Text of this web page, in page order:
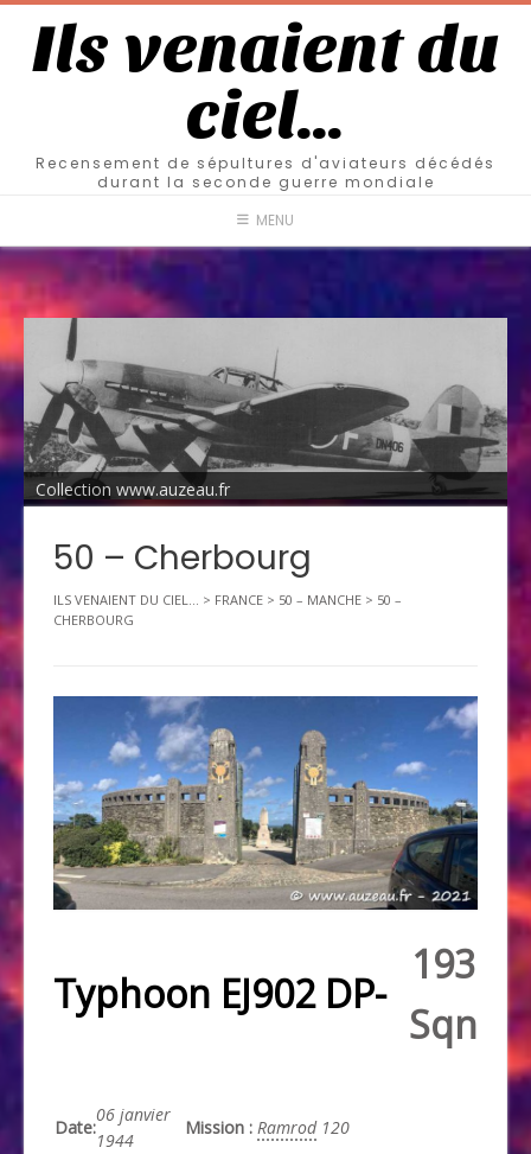
Ils venaient du
ciel…
Recensement de sépultures d'aviateurs décédés
durant la seconde guerre mondiale
MENU
Collection www.auzeau.fr
50 – Cherbourg
ILS VENAIENT DU CIEL... > FRANCE > 50 – MANCHE > 50 –
CHERBOURG
Typhoon EJ902 DP-
193
Sqn
Date:
06 janvier
1944
Mission : Ramrod120